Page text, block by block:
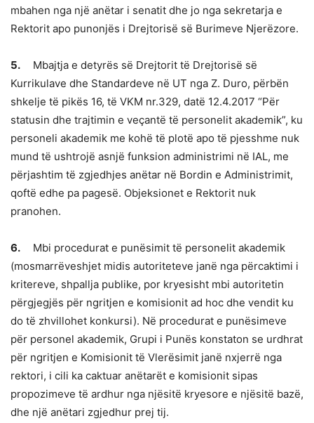
mbahen nga një anëtar i senatit dhe jo nga sekretarja e
Rektorit apo punonjës i Drejtorisë së Burimeve Njerëzore.
5. Mbajtja e detyrës së Drejtorit të Drejtorisë së
Kurrikulave dhe Standardeve në UT nga Z. Duro, përbën
shkelje të pikës 16, të VKM nr.329, datë 12.4.2017 “Për
statusin dhe trajtimin e veçantë të personelit akademik”, ku
personeli akademik me kohë të plotë apo të pjesshme nuk
mund të ushtrojë asnjë funksion administrimi në IAL, me
përjashtim të zgjedhjes anëtar në Bordin e Administrimit,
qoftë edhe pa pagesë. Objeksionet e Rektorit nuk
pranohen.
6. Mbi procedurat e punësimit të personelit akademik
(mosmarrëveshjet midis autoriteteve janë nga përcaktimi i
kritereve, shpallja publike, por kryesisht mbi autoritetin
përgjegjës për ngritjen e komisionit ad hoc dhe vendit ku
do të zhvillohet konkursi). Në procedurat e punësimeve
për personel akademik, Grupi i Punës konstaton se urdhrat
për ngritjen e Komisionit të Vlerësimit janë nxjerrë nga
rektori, i cili ka caktuar anëtarët e komisionit sipas
propozimeve të ardhur nga njësitë kryesore e njësitë bazë,
dhe një anëtari zgjedhur prej tij.